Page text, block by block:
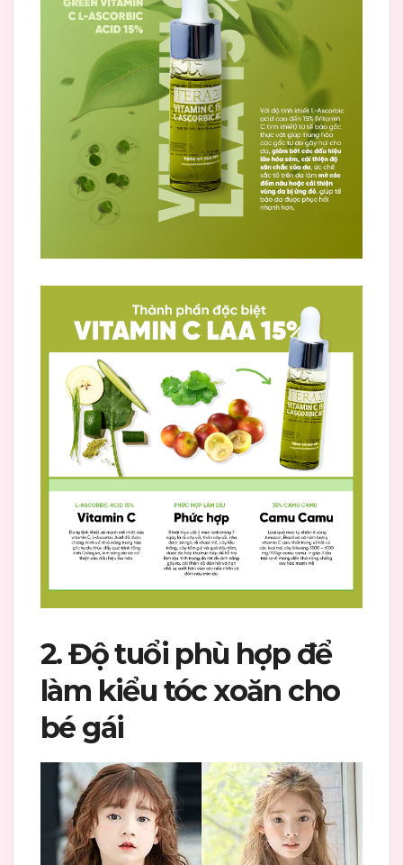
2. Độ tuổi phù hợp để
làm kiểu tóc xoăn cho
bé gái